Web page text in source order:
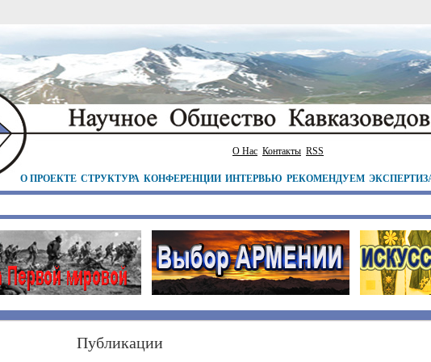
О Нас Контакты RSS
О ПРОЕКТЕ СТРУКТУРА КОНФЕРЕНЦИИ ИНТЕРВЬЮ РЕКОМЕНДУЕМ
Публикации